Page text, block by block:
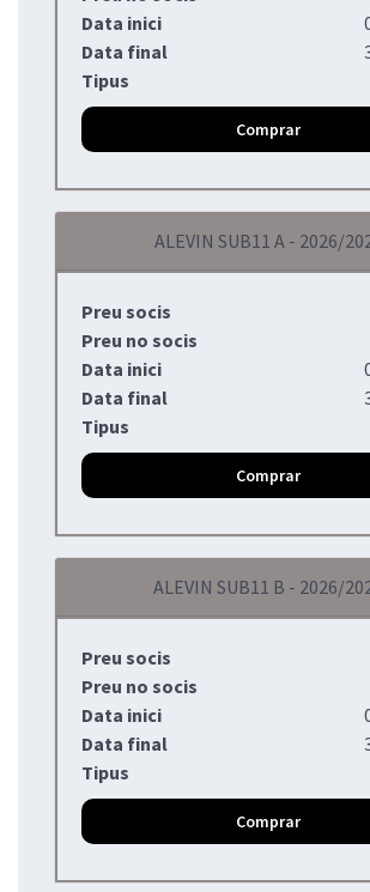
Data inici
Data final
Tipus
Comprar
ALEVIN SUB11 A - 2026/
Preu socis
Preu no socis
Data inici
Data final
Tipus
Comprar
ALEVIN SUB11 B - 2026/
Preu socis
Preu no socis
Data inici
Data final
Tipus
Comprar